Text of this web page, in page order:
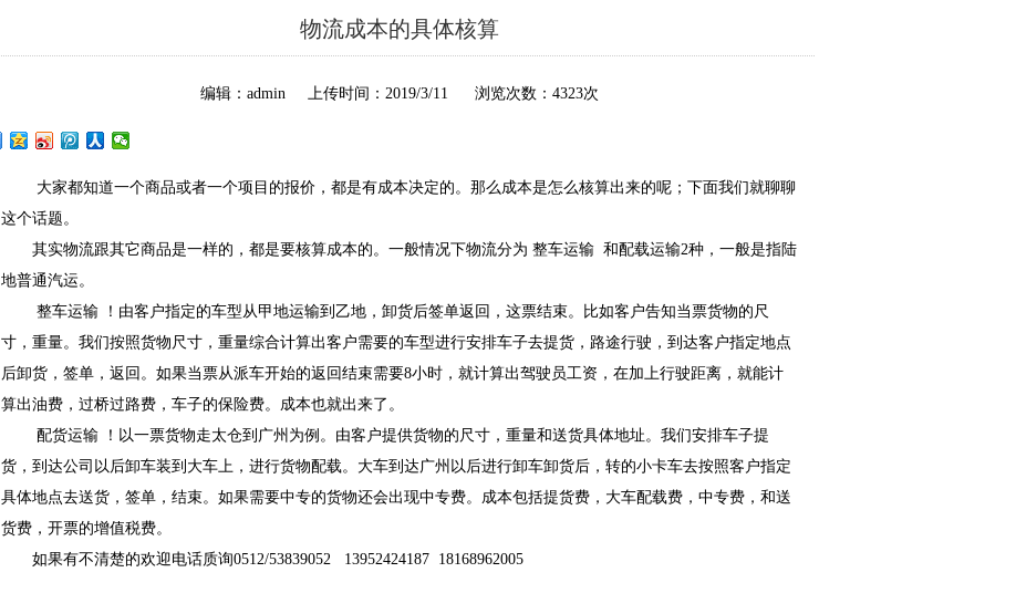
物流成本的具体核算
编辑：admin 上传时间：2019/3/11 浏览次数：4323次
大家都知道一个商品或者一个项目的报价，都是有成本决定的。那么成本是怎么核算出来的呢；下面我们就聊聊
这个话题。
其实物流跟其它商品是一样的，都是要核算成本的。一般情况下物流分为 整车运输 和配载运输2种，一般是指陆
地普通汽运。
整车运输
！由客户指定的车型从甲地运输到乙地，卸货后签单返回，这票结束。比如客户告知当票货物的尺
寸，重量。我们按照货物尺寸，重量综合计算出客户需要的车型进行安排车子去提货，路途行驶，到达客户指定地点
后卸货，签单，返回。如果当票从派车开始的返回结束需要8小时，就计算出驾驶员工资，在加上行驶距离，就能计
算出油费，过桥过路费，车子的保险费。成本也就出来了。
配货运输
！以一票货物走太仓到广州为例。由客户提供货物的尺寸，重量和送货具体地址。我们安排车子提
货，到达公司以后卸车装到大车上，进行货物配载。大车到达广州以后进行卸车卸货后，转的小卡车去按照客户指定
具体地点去送货，签单，结束。如果需要中专的货物还会出现中专费。成本包括提货费，大车配载费，中专费，和送
货费，开票的增值税费。
如果有不清楚的欢迎电话质询0512/53839052 13952424187 18168962005